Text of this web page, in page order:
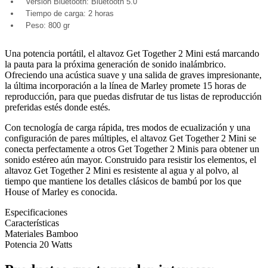
Tiempo de carga: 2 horas
Peso: 800 gr
Una potencia portátil, el altavoz Get Together 2 Mini está marcando
la pauta para la próxima generación de sonido inalámbrico.
Ofreciendo una acústica suave y una salida de graves impresionante,
la última incorporación a la línea de Marley promete 15 horas de
reproducción, para que puedas disfrutar de tus listas de reproducción
preferidas estés donde estés.
Con tecnología de carga rápida, tres modos de ecualización y una
configuración de pares múltiples, el altavoz Get Together 2 Mini se
conecta perfectamente a otros Get Together 2 Minis para obtener un
sonido estéreo aún mayor. Construido para resistir los elementos, el
altavoz Get Together 2 Mini es resistente al agua y al polvo, al
tiempo que mantiene los detalles clásicos de bambú por los que
House of Marley es conocida.
Especificaciones
Características
Materiales Bamboo
Potencia 20 Watts